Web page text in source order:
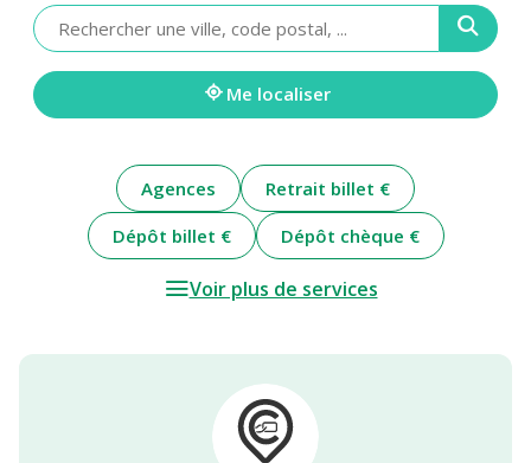
Veuillez
renseigner
une
adresse
Me localiser
Agences
Retrait billet €
Dépôt billet €
Dépôt chèque €
Voir plus de services